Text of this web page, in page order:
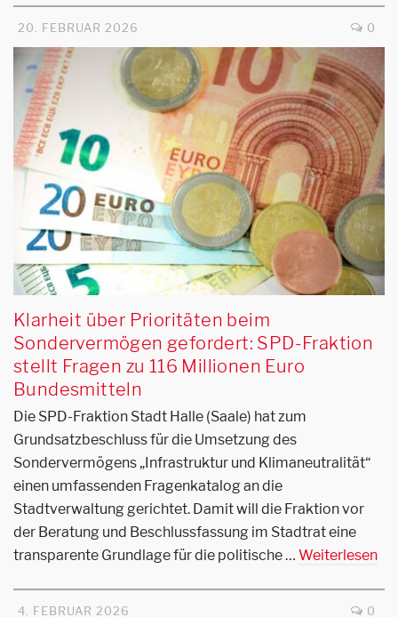
20. FEBRUAR 2026 0
Klarheit über Prioritäten beim
Sondervermögen gefordert: SPD-Fraktion
stellt Fragen zu 116 Millionen Euro
Bundesmitteln
Die SPD-Fraktion Stadt Halle (Saale) hat zum
Grundsatzbeschluss für die Umsetzung des
Sondervermögens „Infrastruktur und Klimaneutralität“
einen umfassenden Fragenkatalog an die
Stadtverwaltung gerichtet. Damit will die Fraktion vor
der Beratung und Beschlussfassung im Stadtrat eine
transparente Grundlage für die politische … Weiterlesen
4. FEBRUAR 2026 0